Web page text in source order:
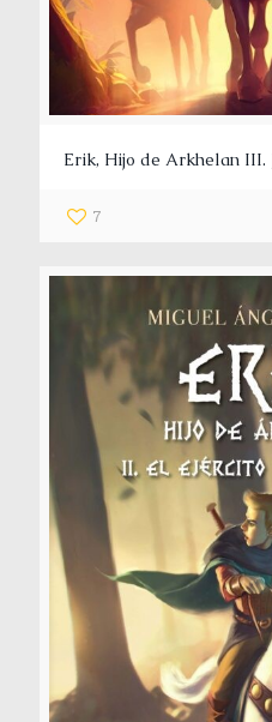
Erik, Hijo de Arkhelan III.
7